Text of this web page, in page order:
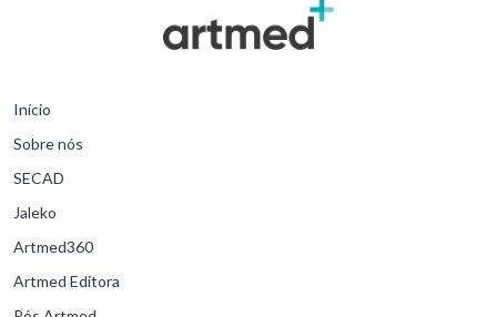
Início
Sobre nós
SECAD
Jaleko
Artmed360
Artmed Editora